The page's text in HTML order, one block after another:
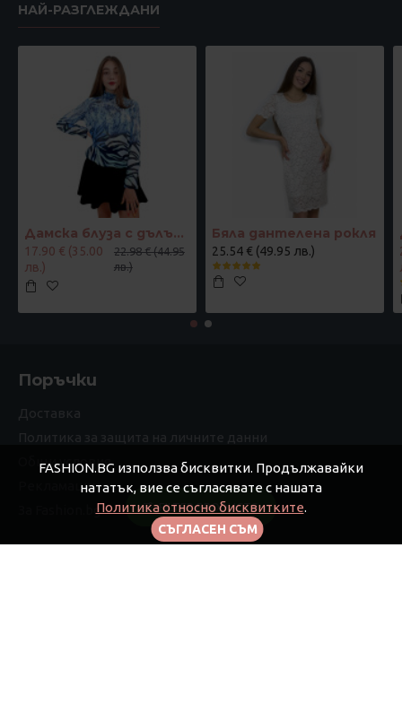
НАЙ-РАЗГЛЕЖДАНИ
Дамска блуза с дълъг ръкав и ластик в кръста с интересен принт в синьо
17.90 € (35.00
лв.)
22.98 € (44.95
лв.)
Бяла дантелена рокля
25.54 € (49.95 лв.)
Поръчки
Доставка
Политика за защита на личните данни
Общи условия
Рекламации
За Fashion.bg
СЪГЛАСЕН СЪМ
FASHION.BG използва бисквитки. Продължавайки
нататък, вие се съгласявате с нашата
Политика относно бисквитките.
FILTER PRODUCTS